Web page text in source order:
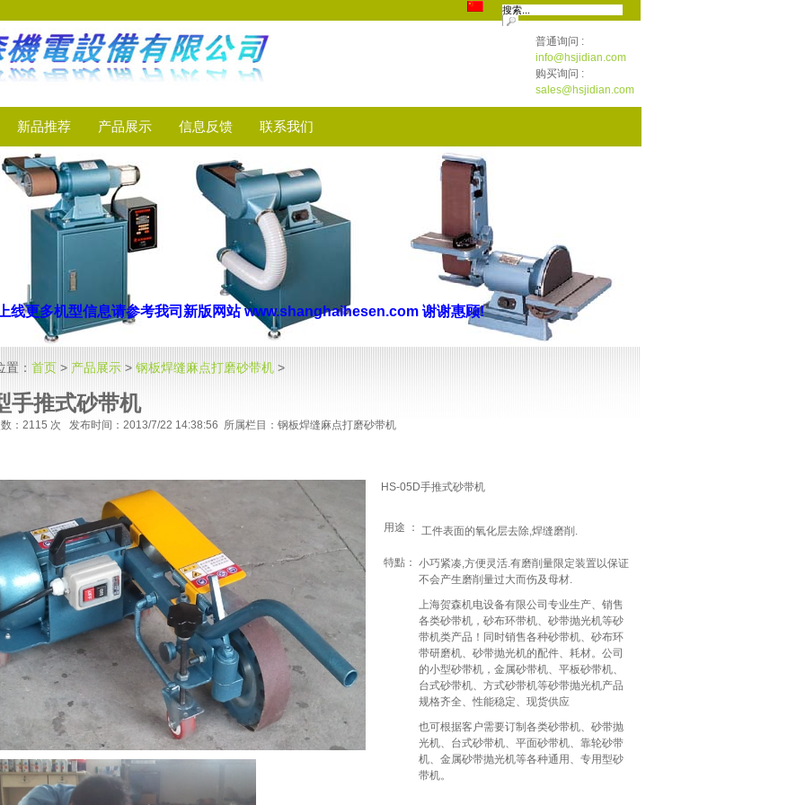
普通询问 :
info@hsjidian.com
购买询问 :
sales@hsjidian.com
新品推荐 产品展示 信息反馈 联系我们
置： 首页 > 产品展示 > 钢板焊缝麻点打磨砂带机 >
手推式砂带机
： 2115 次 发布时间：2013/7/22 14:38:56 所属栏目：钢板焊缝麻点打磨砂带机
HS-05D手推式砂带机
用途 ： 工件表面的氧化层去除,焊缝磨削 .
特點： 小巧紧凑,方便灵活.有磨削量限定装置以保证
不会产生磨削量过大而伤及母材.
上海贺森机电设备有限公司专业生产、销售
各类砂带机，砂布环带机、砂带抛光机等砂
带机类产品！同时销售各种砂带机、砂布环
带研磨机、砂带抛光机的配件、耗材。公司
的小型砂带机，金属砂带机、平板砂带机、
台式砂带机、方式砂带机等砂带抛光机产品
规格齐全、性能稳定、现货供应
也可根据客户需要订制各类砂带机、砂带抛
光机、台式砂带机、平面砂带机、靠轮砂带
机、金属砂带抛光机等各种通用、专用型砂
带机。
己上线更多机型信 请参考我司新版网站www.shanghaihesen.com 谢谢惠顾!